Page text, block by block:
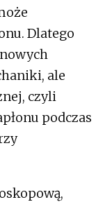
Dlatego
ale
czyli
podczas